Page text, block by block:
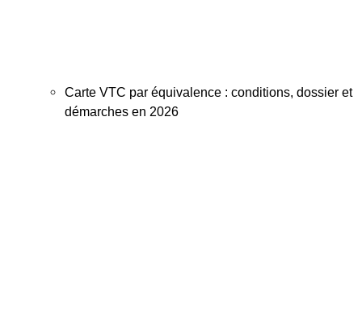
Carte VTC par équivalence : conditions, dossier et
démarches en 2026